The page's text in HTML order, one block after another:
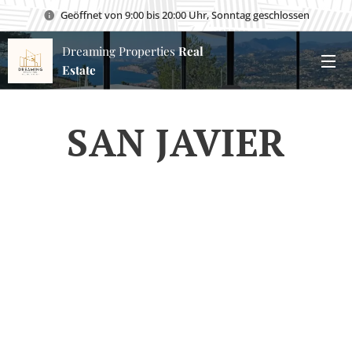
Geöffnet von 9:00 bis 20:00 Uhr, Sonntag geschlossen
Dreaming Properties Real
Estate
SAN JAVIER